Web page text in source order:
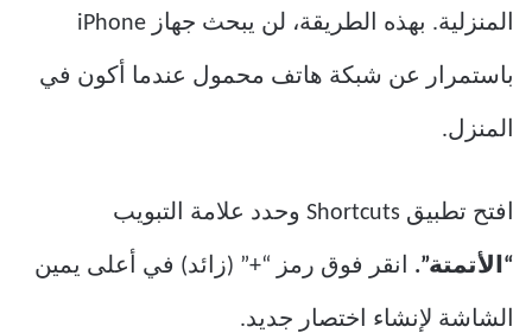
المنزلية. بهذه الطريقة، لن يبحث جهاز iPhone
باستمرار عن شبكة هاتف محمول عندما أكون في
المنزل.
افتح تطبيق Shortcuts وحدد علامة التبويب
“الأتمتة”. انقر فوق رمز “+” (زائد) في أعلى يمين
الشاشة لإنشاء اختصار جديد.